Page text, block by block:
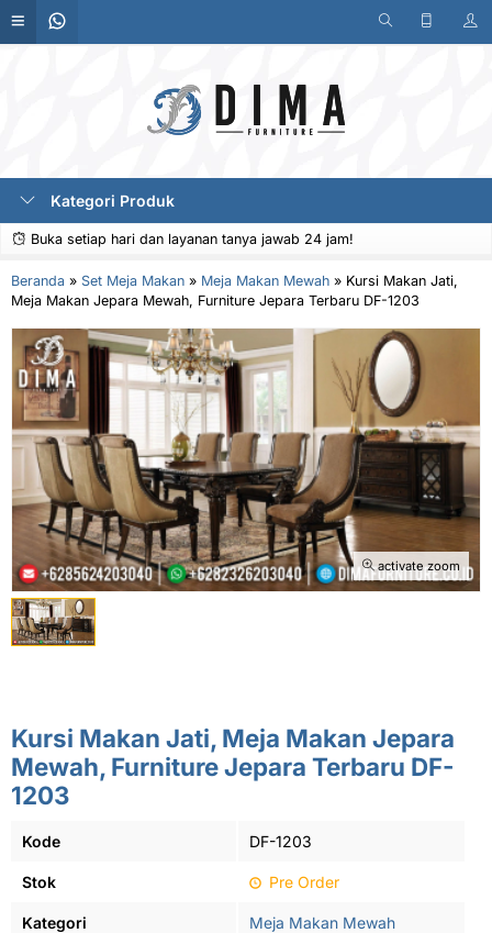
Kategori Produk
Buka setiap hari dan layanan tanya jawab 24 jam!
Beranda » Set Meja Makan » Meja Makan Mewah » Kursi Makan Jati,
Meja Makan Jepara Mewah, Furniture Jepara Terbaru DF-1203
activate zoom
Kursi Makan Jati, Meja Makan Jepara
Mewah, Furniture Jepara Terbaru DF-
1203
Kode DF-1203
Stok Pre Order
Kategori Meja Makan Mewah